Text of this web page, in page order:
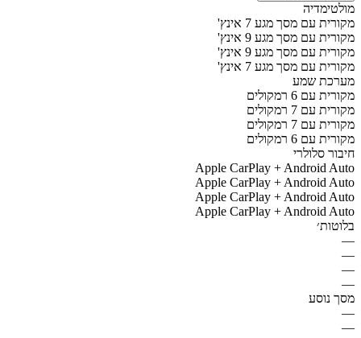
מולטימדיה
מקורית עם מסך מגע 7 אינץ'
מקורית עם מסך מגע 9 אינץ'
מקורית עם מסך מגע 9 אינץ'
מקורית עם מסך מגע 7 אינץ'
מערכת שמע
מקורית עם 6 רמקולים
מקורית עם 7 רמקולים
מקורית עם 7 רמקולים
מקורית עם 6 רמקולים
חיבור סלולרי
Apple CarPlay + Android Auto
Apple CarPlay + Android Auto
Apple CarPlay + Android Auto
Apple CarPlay + Android Auto
בלוטות׳
—
—
—
—
מסך נוסע
—
—